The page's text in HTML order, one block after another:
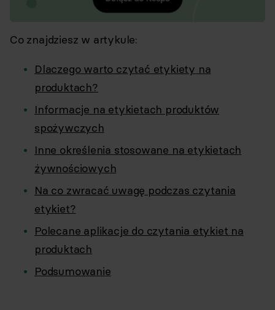
Co znajdziesz w artykule:
Dlaczego warto czytać etykiety na
produktach?
Informacje na etykietach produktów
spożywczych
Inne określenia stosowane na etykietach
żywnościowych
Na co zwracać uwagę podczas czytania
etykiet?
Polecane aplikacje do czytania etykiet na
produktach
Podsumowanie